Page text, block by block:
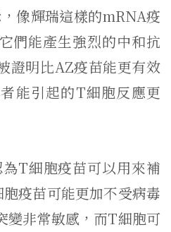
像輝瑞這樣的mRNA疫
們能產生強烈的中和抗
證明比AZ疫苗能更有效
能引起的T細胞反應更
T細胞疫苗可以用來補
疫苗可能更加不受病毒
變非常敏感，而T細胞可